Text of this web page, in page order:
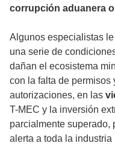
corrupción aduanera
Algunos especialistas
una serie de
dañan el ecosistema
con la falta de permisos
autorizaciones, en las
T-MEC y la inversión
parcialmente superado,
alerta a toda la